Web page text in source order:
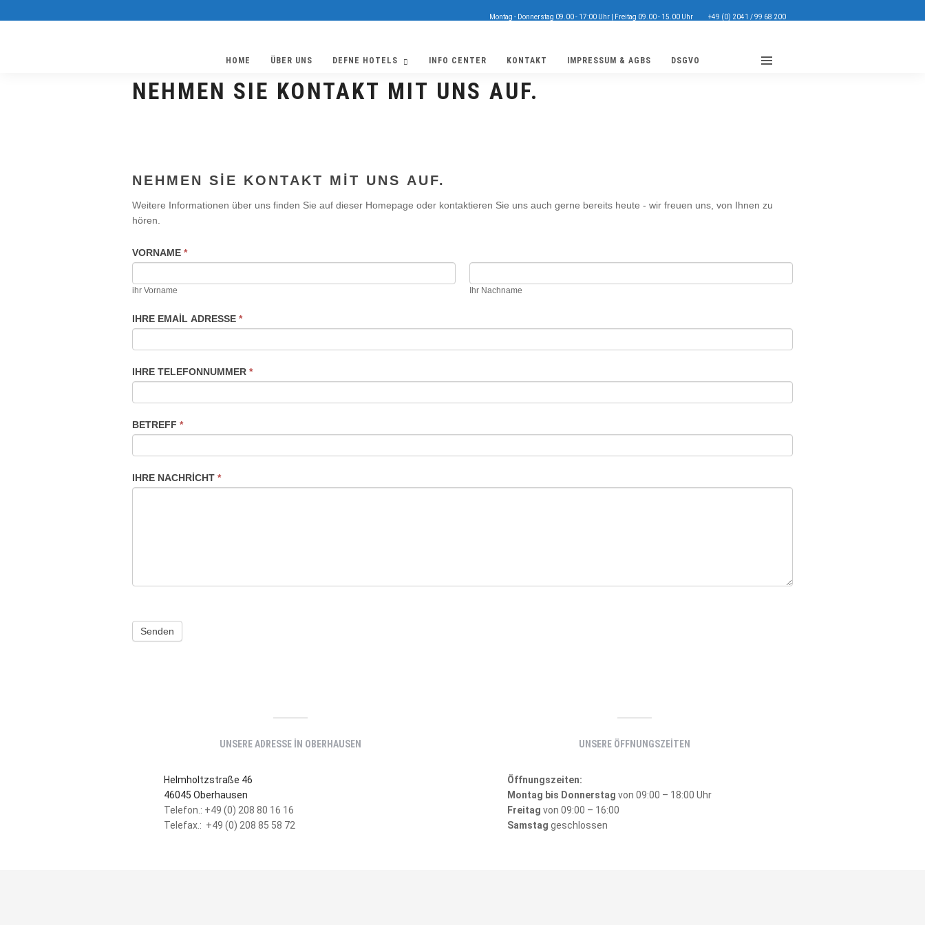
Montag - Donnerstag 09.00 - 17:00 Uhr | Freitag 09.00 - 15.00 Uhr +49 (0) 2041 / 99 68 200
HOME ÜBER UNS DEFNE HOTELS INFO CENTER KONTAKT IMPRESSUM & AGBS DSGVO
NEHMEN SIE KONTAKT MIT UNS AUF.
Sie
Kontakt
mit
NEHMEN SIE KONTAKT MIT UNS AUF.
Weitere Informationen über uns finden Sie auf dieser Homepage oder kontaktieren Sie uns auch gerne bereits heute - wir freuen uns, von Ihnen zu
hören.
VORNAME *
ihr Vorname Ihr Nachname
IHRE EMAIL ADRESSE *
IHRE TELEFONNUMMER *
BETREFF *
IHRE NACHRICHT *
Senden
UNSERE ADRESSE IN OBERHAUSEN
Helmholtzstraße 46
46045 Oberhausen
Telefon.: +49 (0) 208 80 16 16
Telefax.: +49 (0) 208 85 58 72
UNSERE ÖFFNUNGSZEITEN
Öffnungszeiten:
Montag bis Donnerstag von 09:00 – 18:00 Uhr
Freitagvon 09:00 – 16:00
Samstaggeschlossen